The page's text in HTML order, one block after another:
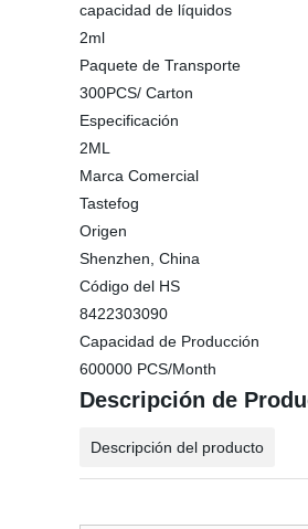
capacidad de líquidos
2ml
Paquete de Transporte
300PCS/ Carton
Especificación
2ML
Marca Comercial
Tastefog
Origen
Shenzhen, China
Código del HS
8422303090
Capacidad de Producción
600000 PCS/Month
Descripción de
Descripción del producto